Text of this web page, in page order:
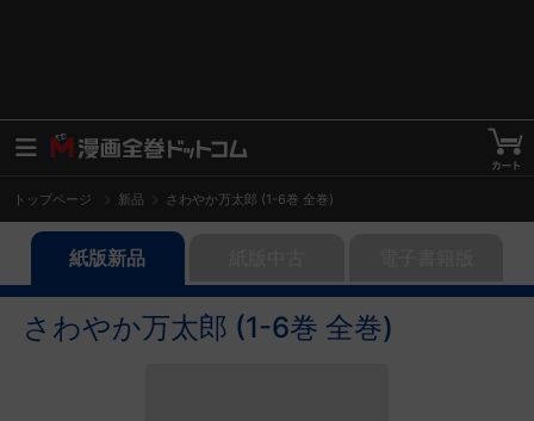
トップページ 新品 さわやか万太郎 (1-6巻 全巻)
紙版新品
さわやか万太郎 (1-6巻 全巻)